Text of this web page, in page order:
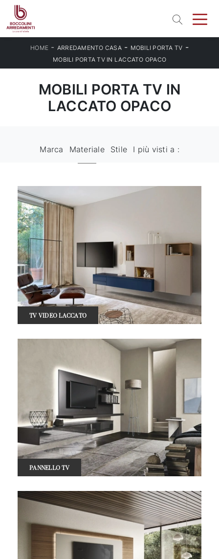
HOME - ARREDAMENTO CASA- MOBILI PORTA TV -
MOBILI PORTA TV IN LACCATO OPACO
MOBILI PORTA TV IN
LACCATO OPACO
Marca Materiale Stile I più visti a :
TV VIDEO LACCATO
PANNELLO TV